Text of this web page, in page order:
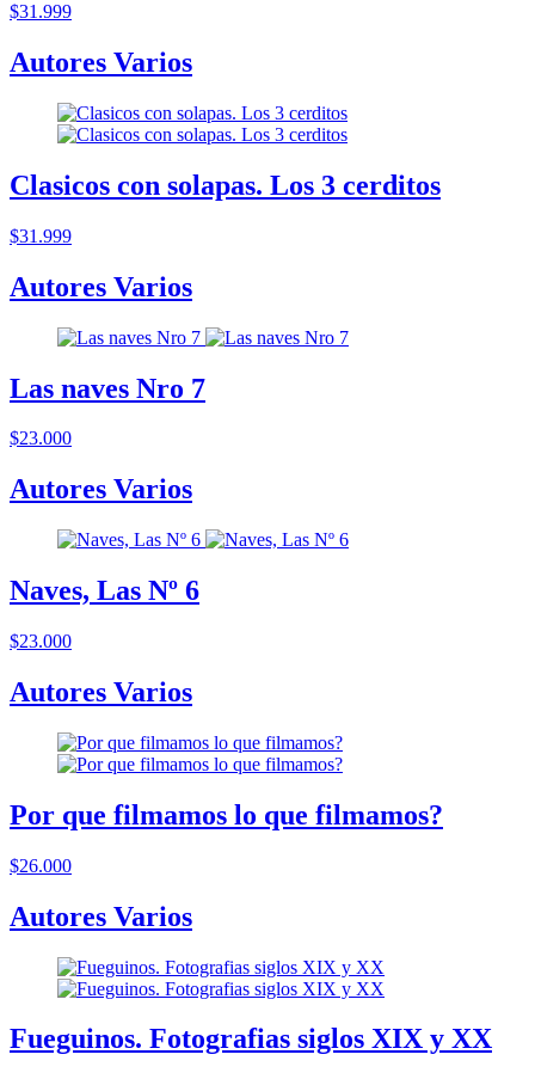
$31.999
Autores Varios
Clasicos con solapas. Los 3 cerditos
$31.999
Autores Varios
Las naves Nro 7
$23.000
Autores Varios
Naves, Las Nº 6
$23.000
Autores Varios
Por que filmamos lo que filmamos?
$26.000
Autores Varios
Fueguinos. Fotografias siglos XIX y XX